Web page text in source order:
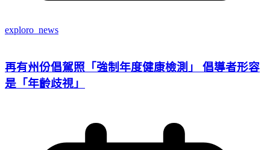
exploro_news
再有州份倡駕照「強制年度健康檢測」 倡導者形容
是「年齡歧視」